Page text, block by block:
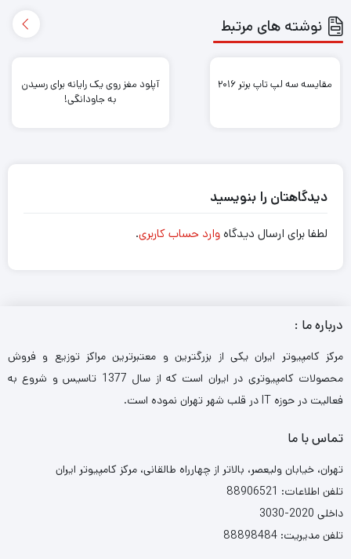
نوشته های مرتبط
مقایسه سه لپ تاپ برتر ۲۰۱۶
آپلود مغز روی یک رایانه برای رسیدن
به جاودانگی!
دیدگاهتان را بنویسید
لطفا برای ارسال دیدگاهوارد حساب کاربری.
درباره ما :
مرکز کامپیوتر ایران یکی از بزرگترین و معتبرترین مراکز توزیع و فروش
محصولات کامپیوتری در ایران است که از سال 1377 تاسیس و شروع به
فعالیت در حوزه IT در قلب شهر تهران نموده است.
تماس با ما
تهران، خیابان ولیعصر، بالاتر از چهارراه طالقانی، مرکز کامپیوتر ایران
تلفن اطلاعات: 88906521
داخلی 2020-3030
تلفن مدیریت: 88898484